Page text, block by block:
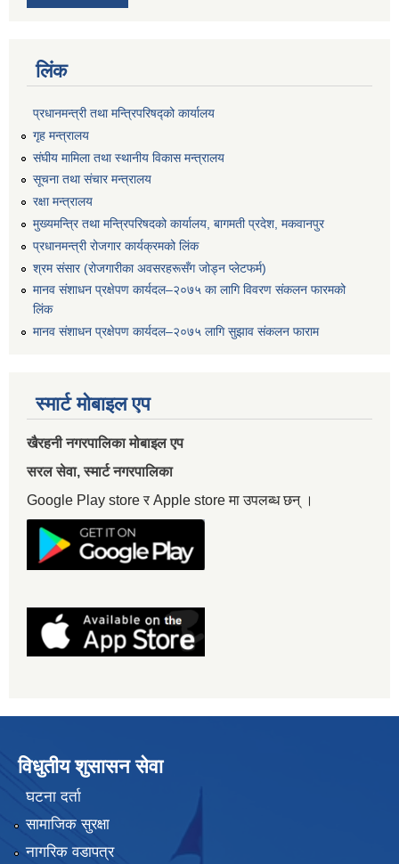
लिंक
प्रधानमन्त्री तथा मन्त्रिपरिषद्को कार्यालय
गृह मन्त्रालय
संघीय मामिला तथा स्थानीय विकास मन्त्रालय
सूचना तथा संचार मन्त्रालय
रक्षा मन्त्रालय
मुख्यमन्त्रि तथा मन्त्रिपरिषदको कार्यालय, बागमती प्रदेश, मकवानपुर
प्रधानमन्त्री रोजगार कार्यक्रमको लिंक
श्रम संसार (रोजगारीका अवसरहरूसँग जोड्न प्लेटफर्म)
मानव संशाधन प्रक्षेपण कार्यदल–२०७५ का लागि विवरण संकलन फारमको
लिंक
मानव संशाधन प्रक्षेपण कार्यदल–२०७५ लागि सुझाव संकलन फाराम
स्मार्ट मोबाइल एप
खैरहनी नगरपालिका मोबाइल एप
सरल सेवा, स्मार्ट नगरपालिका
Google Play store र Apple store मा उपलब्ध छन् ।
विधुतीय शुसासन सेवा
घटना दर्ता
सामाजिक सुरक्षा
नागरिक वडापत्र